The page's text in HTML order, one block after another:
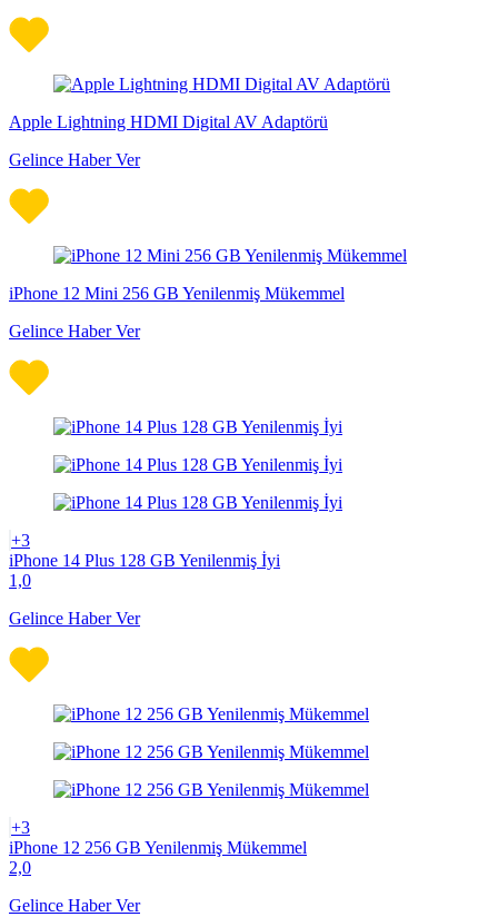
Apple Lightning HDMI Digital AV Adaptörü
Gelince Haber Ver
iPhone 12 Mini 256 GB Yenilenmiş Mükemmel
Gelince Haber Ver
+3
iPhone 14 Plus 128 GB Yenilenmiş İyi
1,0
Gelince Haber Ver
+3
iPhone 12 256 GB Yenilenmiş Mükemmel
2,0
Gelince Haber Ver